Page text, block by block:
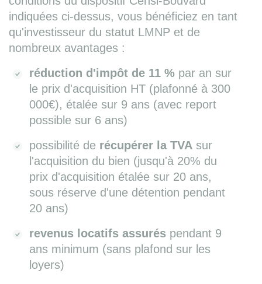
indiquées ci-dessus, vous bénéficiez en tant
qu'investisseur du statut LMNP et de
nombreux avantages :
réduction d'impôt de 11 % par an sur
le prix d'acquisition HT (plafonné à 300
000€), étalée sur 9 ans (avec report
possible sur 6 ans)
possibilité de récupérer la TVA sur
l'acquisition du bien (jusqu'à 20% du
prix d'acquisition étalée sur 20 ans,
sous réserve d'une détention pendant
20 ans)
revenus locatifs assurés pendant 9
ans minimum (sans plafond sur les
loyers)